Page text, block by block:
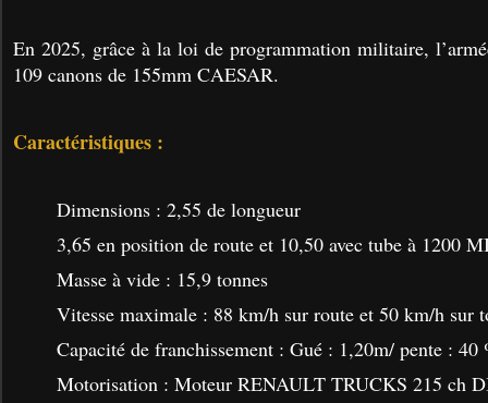
En 2025, grâce à la loi de programmation militaire,
109 canons de 155mm CAESAR.
Caractéristiques :
Dimensions : 2,55 de longueur
3,65 en position de route et 10,50 avec tube à 1200
Masse à vide : 15,9 tonnes
Vitesse maximale : 88 km/h sur route et 50 km/h sur
Capacité de franchissement : Gué : 1,20m/ pente : 40
Motorisation : Moteur RENAULT TRUCKS 215 ch